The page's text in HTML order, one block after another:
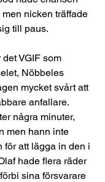
nicken träffade
till paus.
VGIF som
Nöbbeles
mycket svårt att
anfallare.
några minuter,
men hann inte
för att lägga in den i
hade flera räder
sina försvarare